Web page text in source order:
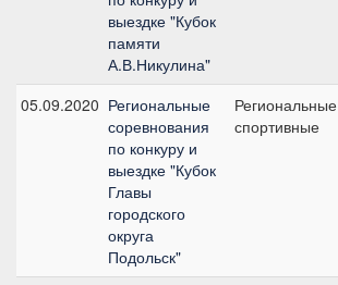
выездке "Кубок
памяти
А.В.Никулина"
05.09.2020 Региональные
соревнования
по конкуру и
выездке "Кубок
Главы
городского
округа
Подольск"
Региональные
спортивные